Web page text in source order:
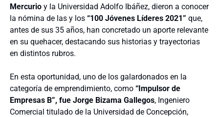
Mercurio y la Universidad Adolfo Ibáñez, dieron a conocer
la nómina de las y los “100 Jóvenes Líderes 2021” que,
antes de sus 35 años, han concretado un aporte relevante
en su quehacer, destacando sus historias y trayectorias
en distintos rubros.
En esta oportunidad, uno de los galardonados en la
categoría de emprendimiento, como “Impulsor de
Empresas B”, fue Jorge Bizama Gallegos, Ingeniero
Comercial titulado de la Universidad de Concepción,